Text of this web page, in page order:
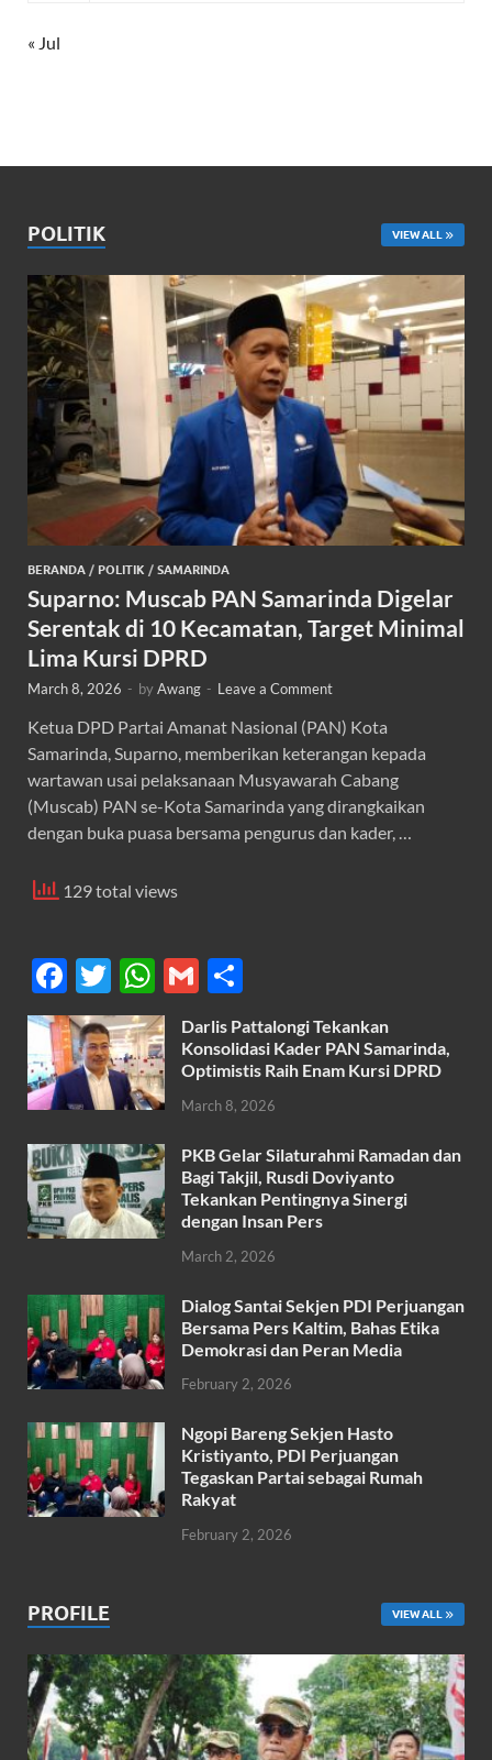
« Jul
POLITIK VIEW ALL
BERANDA / POLITIK / SAMARINDA
Suparno: Muscab PAN Samarinda Digelar
Serentak di 10 Kecamatan, Target Minimal
Lima Kursi DPRD
March 8, 2026 - byAwang - Leave a Comment
Ketua DPD Partai Amanat Nasional (PAN) Kota
Samarinda, Suparno, memberikan keterangan kepada
wartawan usai pelaksanaan Musyawarah Cabang
(Muscab) PAN se-Kota Samarinda yang dirangkaikan
dengan buka puasa bersama pengurus dan kader, …
129 total views
F
ac
e
b
o
o
k
T
w
itt
er
W
h
at
s
A
p
p
G
m
ail
h
ar
e
Darlis Pattalongi Tekankan
Konsolidasi Kader PAN Samarinda,
Optimistis Raih Enam Kursi DPRD
March 8, 2026
PKB Gelar Silaturahmi Ramadan dan
Bagi Takjil, Rusdi Doviyanto
Tekankan Pentingnya Sinergi
dengan Insan Pers
March 2, 2026
Dialog Santai Sekjen PDI Perjuangan
Bersama Pers Kaltim, Bahas Etika
Demokrasi dan Peran Media
February 2, 2026
Ngopi Bareng Sekjen Hasto
Kristiyanto, PDI Perjuangan
Tegaskan Partai sebagai Rumah
Rakyat
February 2, 2026
PROFILE VIEW ALL